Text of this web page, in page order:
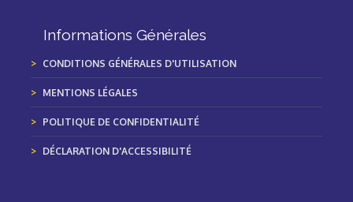
Informations Générales
CONDITIONS GÉNÉRALES D'UTILISATION
MENTIONS LÉGALES
POLITIQUE DE CONFIDENTIALITÉ
DÉCLARATION D'ACCESSIBILITÉ